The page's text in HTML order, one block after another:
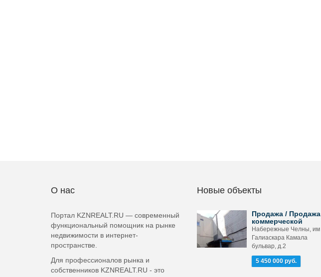
О нас
Портал KZNREALT.RU — современный
функциональный помощник на рынке
недвижимости в интернет-
пространстве.
Для профессионалов рынка и
собственников KZNREALT.RU - это
Новые объекты
Продажа / Продажа
коммерческой
Набережные Челны, им
Галиаскара Камала
бульвар, д.2
5 450 000 руб.